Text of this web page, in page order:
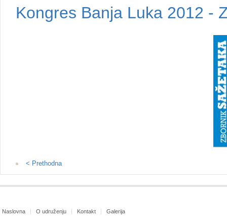
Kongres Banja Luka 2012 -
< Prethodna
Naslovna O udruženju Kontakt Galerija